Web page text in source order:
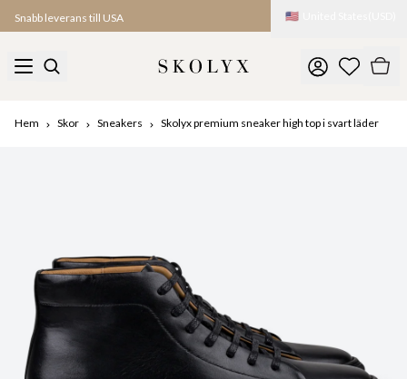
Snabb leverans till USA 🇺🇸
Hem Skor Sneakers Skolyx premium sneaker high top i svart läder